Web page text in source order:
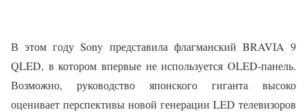
В этом году Sony представила флагманский BRAVIA 9
QLED, в котором впервые не используется OLED-панель.
Возможно, руководство японского гиганта высоко
оценивает перспективы новой генерации LED телевизоров